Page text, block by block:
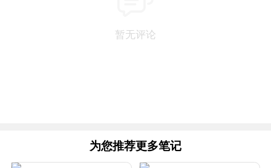
暂无评论
为您推荐更多笔记